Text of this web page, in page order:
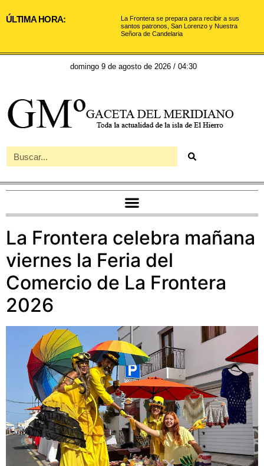
ÚLTIMA HORA:
La Frontera se prepara para recibir a sus
santos patronos, San Lorenzo y Nuestra
Señora de Candelaria
domingo 9 de agosto de 2026 / 04:30
La Frontera celebra mañana
viernes la Feria del
Comercio de La Frontera
2026